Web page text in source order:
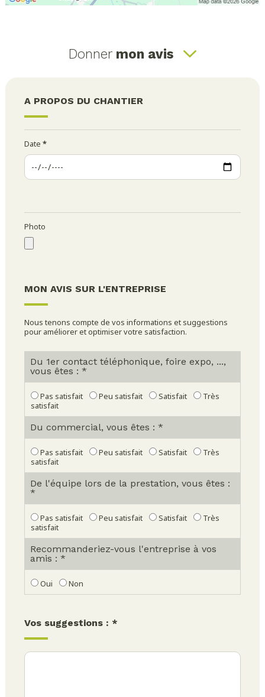
Donner mon avis
A PROPOS DU CHANTIER
Date *
Photo
MON AVIS SUR L'ENTREPRISE
Nous tenons compte de vos informations et suggestions
pour améliorer et optimiser votre satisfaction.
Du 1er contact téléphonique, foire expo, ...,
vous êtes : *
Pas satisfait Peu satisfait Satisfait
Très
satisfait
Du commercial, vous êtes : *
Pas satisfait Peu satisfait Satisfait
Très
satisfait
De l'équipe lors de la prestation, vous êtes :
*
Pas satisfait Peu satisfait Satisfait
Très
satisfait
Recommanderiez-vous l'entreprise à vos
amis : *
Oui Non
Vos suggestions : *